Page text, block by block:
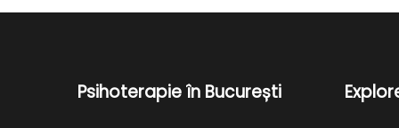
Psihoterapie în București